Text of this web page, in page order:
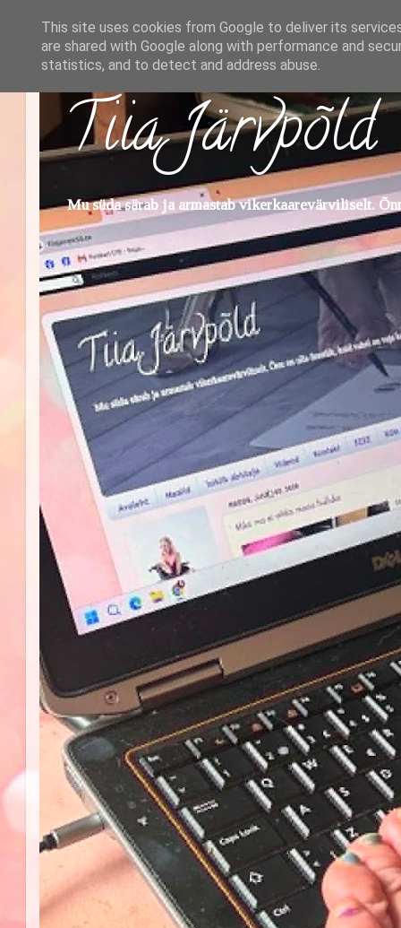
Tiia Järvpõld
Mu süda särab ja armastab vikerkaarevärviliselt.
This site uses cookies from Google to deliver its
are shared with Google along with performance and
statistics, and to detect and address abuse.